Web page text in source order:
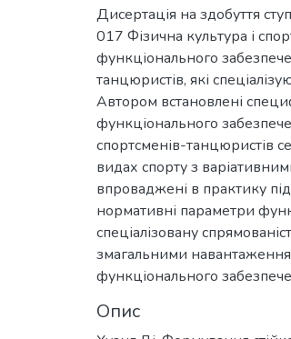
Дисертація на здобуття
017 Фізична культура і
функціонального
танцюристів, які
Автором встановлені
функціонального
спортсменів-танцюристів
видах спорту з
впроваджені в практику
нормативні параметри
спеціалізовану
змагальними
функціонального
Опис